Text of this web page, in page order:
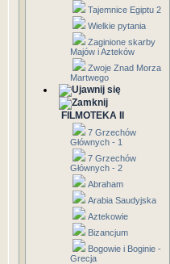
Tajemnice Egiptu 2
Wielkie pytania
Zaginione skarby
Majów i Azteków
Zwoje Znad Morza
Martwego
FILMOTEKA II
7 Grzechów
Głównych - 1
7 Grzechów
Głównych - 2
Abraham
Arabia Saudyjska
Aztekowie
Bizancjum
Bogowie i Boginie -
Grecja